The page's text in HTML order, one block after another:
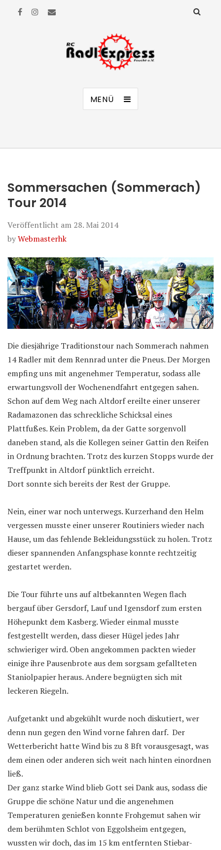
RC Radl Express Feucht e.V.
MENÜ
Sommersachen (Sommerach)
Tour 2014
Veröffentlicht am 28. Mai 2014
byWebmasterhk
Die diesjährige Traditionstour nach Sommerach nahmen
14 Radler mit dem Rennrad unter die Pneus. Der Morgen
empfing uns mit angenehmer Temperatur, sodass alle
erwartungsvoll der Wochenendfahrt entgegen sahen.
Schon auf dem Weg nach Altdorf ereilte einer unserer
Radamazonen das schreckliche Schicksal eines
Plattfußes. Kein Problem, da der Gatte sorgenvoll
daneben stand, als die Kollegen seiner Gattin den Reifen
in Ordnung brachten. Trotz des kurzen Stopps wurde der
Treffpunkt in Altdorf pünktlich erreicht.
Dort sonnte sich bereits der Rest der Gruppe.
Nein, einer war noch unterwegs. Kurzerhand den Helm
vergessen musste einer unserer Routiniers wieder nach
Hause, um das fehlende Bekleidungsstück zu holen. Trotz
dieser spannenden Anfangsphase konnte rechtzeitig
gestartet werden.
Die Tour führte uns auf altbekannten Wegen flach
bergauf über Gersdorf, Lauf und Igensdorf zum ersten
Höhepunkt dem Kasberg. Wieder einmal musste
festgestellt werden, dass dieser Hügel jedes Jahr
schwieriger wird. Oben angekommen packten wieder
einige ihre Pausenbrote aus dem sorgsam gefallteten
Staniolpapier heraus. Andere begnügten sich mit
leckeren Riegeln.
Aufgetankt und abgekühlt wurde noch diskutiert, wer
denn nun gegen den Wind vorne fahren darf. Der
Wetterbericht hatte Wind bis zu 8 Bft vorausgesagt, was
dem einen oder anderen sich weit nach hinten einordnen
ließ.
Der ganz starke Wind blieb Gott sei Dank aus, sodass die
Gruppe die schöne Natur und die angenehmen
Temperaturen genießen konnte Frohgemut sahen wir
dem berühmten Schlot von Eggolsheim entgegen,
wussten wir doch, das im 15 km entfernten Stiebar-